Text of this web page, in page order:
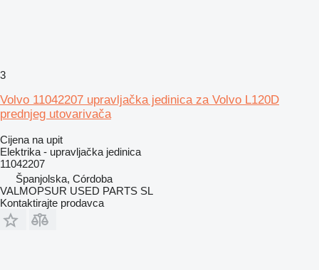
3
Volvo 11042207 upravljačka jedinica za Volvo L120D
prednjeg utovarivača
Cijena na upit
Elektrika - upravljačka jedinica
11042207
Španjolska, Córdoba
VALMOPSUR USED PARTS SL
Kontaktirajte prodavca